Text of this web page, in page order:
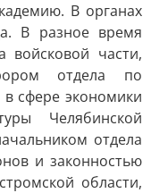
В органах
В разное время
войсковой части,
отдела по
сфере экономики
Челябинской
отдела
и законностью
области,